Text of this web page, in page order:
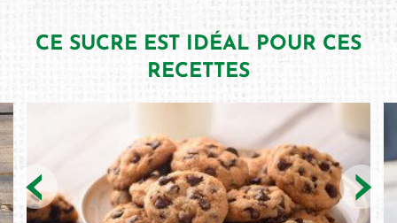
CE SUCRE EST IDÉAL POUR CES
RECETTES
‹ ›